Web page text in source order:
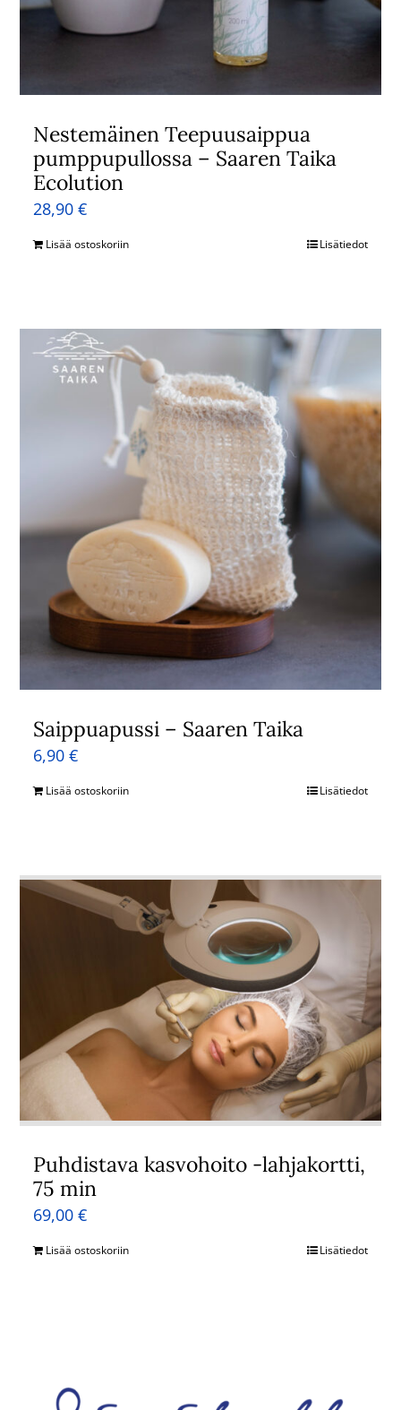
Nestemäinen Teepuusaippua
pumppupullossa – Saaren Taika
Ecolution
28,90€
Lisää ostoskoriin Lisätiedot
Saippuapussi – Saaren Taika
6,90€
Lisää ostoskoriin Lisätiedot
Puhdistava kasvohoito -lahjakortti,
75 min
69,00€
Lisää ostoskoriin Lisätiedot